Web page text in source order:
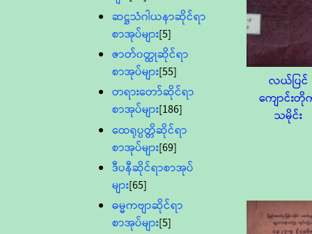
ဆဋ္ဌသံဂါယနာဆိုင်ရာ
စာအုပ်များ[5]
ဇာတ်၀တ္ထုဆိုင်ရာ
စာအုပ်များ[55]
တရားတော်ဆိုင်ရာ
စာအုပ်များ[186]
ထေရုပ္ပတ္တိဆိုင်ရာ
စာအုပ်များ[69]
ဒီပနီဆိုင်ရာစာအုပ်
များ[65]
ဓမ္မကဗျာဆိုင်ရာ
စာအုပ်များ[5]
လယ်ပြင်
ကျောင်း
သမိုင်း